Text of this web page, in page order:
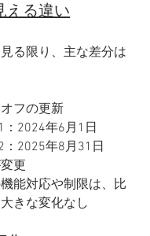
える違い
る限り、主な差分は
フの更新
：2024年6月1日
：2025年8月31日
更
能対応や制限は、比
きな変化なし